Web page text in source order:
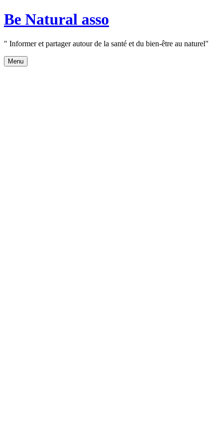
Aller
au
Be Natural asso
" Informer et partager autour de la santé et du bien-être au naturel"
Menu